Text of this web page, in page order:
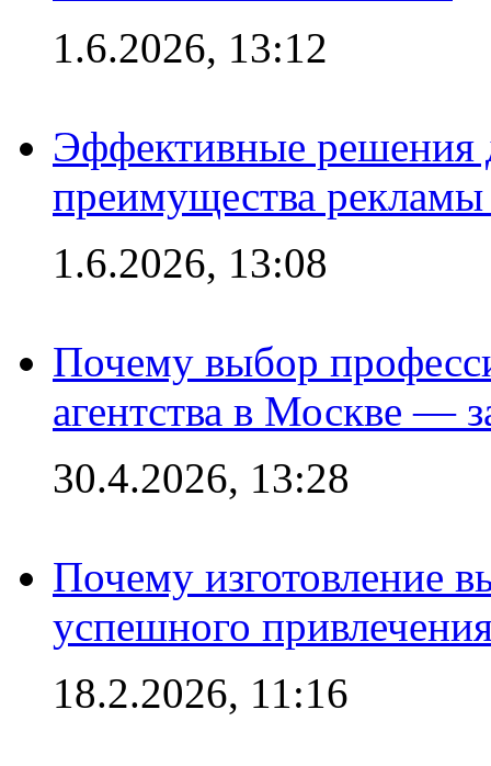
1.6.2026, 13:12
Эффективные решения
преимущества рекламы
1.6.2026, 13:08
Почему выбор
агентства в Москве —
30.4.2026, 13:28
Почему изготовление
успешного
18.2.2026, 11:16